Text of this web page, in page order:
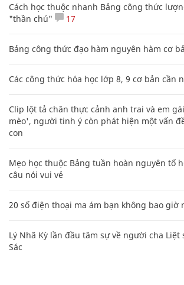
Cách học thuộc nhanh Bảng công thức
"thần chú"
17
Bảng công thức đạo hàm nguyên hàm cơ
Các công thức hóa học lớp 8, 9 cơ bản cần
Clip lột tả chân thực cảnh anh trai và em
mèo', người tinh ý còn phát hiện một vấn
con
Mẹo học thuộc Bảng tuần hoàn nguyên tố
câu nói vui vẻ
20 số điện thoại ma ám bạn không bao giờ
Lý Nhã Kỳ lần đầu tâm sự về người cha
Sác